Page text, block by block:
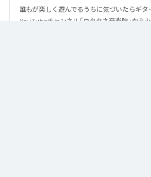
誰もが楽しく遊んでるうちに気づいたらギ
YouTubeチャンネル「ウタタネ音楽院」から